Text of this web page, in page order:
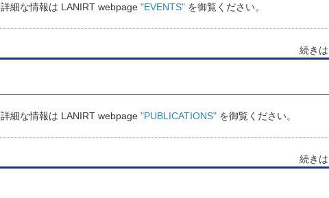
詳細な情報は LANIRT webpage "EVENTS" を御覧ください。
続きは
詳細な情報は LANIRT webpage "PUBLICATIONS" を御覧ください。
続きは